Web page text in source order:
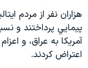
صفحه
اصلی
جهش
به
جستجو
جهان
ورزشی
گزیده‌ها
صفحه‌های ویژه
جام جهانی ۲۰۲۶
عملیات خشم حماسی
فرکانس‌های صدای
پخش رادیویی
هزاران نفر از مردم
پيمايي پرداختند و
آمريکا به عراق، و
اعتراض کردند.